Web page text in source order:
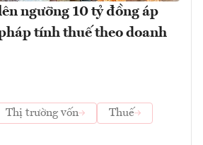
ngưỡng 10 tỷ đồng áp
tính thuế theo doanh
Thị trường vốn
Thuế